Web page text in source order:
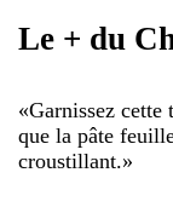
Le + du
«Garnissez cette
que la pâte
croustillant.»